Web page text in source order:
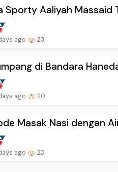
Sporty Aaliyah Massaid
ago 23
di Bandara
ago 20
Masak Nasi dengan
ago 23